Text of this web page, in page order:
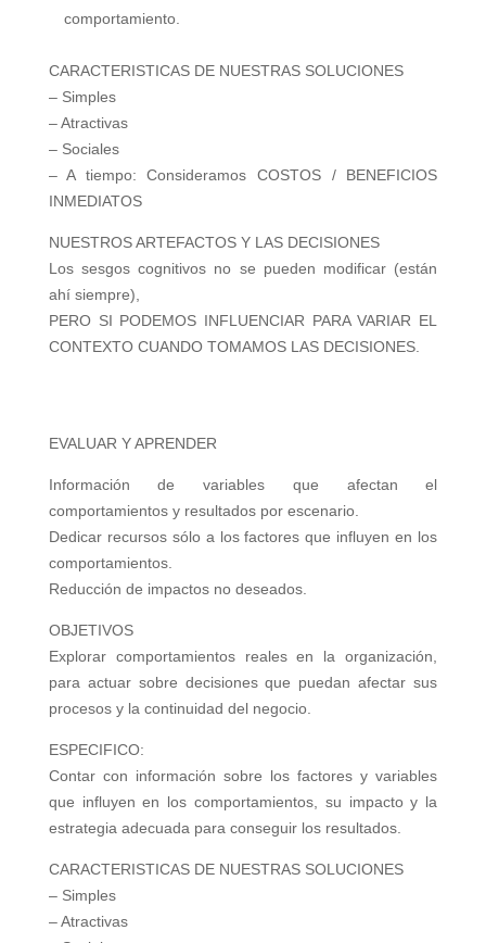
comportamiento.
CARACTERISTICAS DE NUESTRAS SOLUCIONES
– Simples
– Atractivas
– Sociales
– A tiempo: ConsideramosCOSTOS / BENEFICIOS
INMEDIATOS
NUESTROS ARTEFACTOS Y LAS DECISIONES
Los sesgos cognitivos no se pueden modificar (están
ahí siempre),
PERO SI PODEMOS INFLUENCIAR PARA VARIAR EL
CONTEXTO CUANDO TOMAMOS LAS DECISIONES.
EVALUAR Y APRENDER
Información de variables que afectan el
comportamientos y resultados por escenario.
Dedicar recursos sólo a los factores que influyen en los
comportamientos.
Reducción de impactos no deseados.
OBJETIVOS
Explorar comportamientos reales en la organización,
para actuar sobre decisiones que puedan afectar sus
procesos y la continuidad del negocio.
ESPECIFICO:
Contar con información sobre los factores y variables
que influyen en los comportamientos, su impacto y la
estrategia adecuada para conseguir los resultados.
CARACTERISTICAS DE NUESTRAS SOLUCIONES
– Simples
– Atractivas